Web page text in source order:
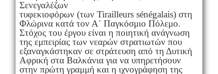
Σενεγαλέζων
τυφεκιοφόρων (των Tirailleurs sénégalais) στη
Φλώρινα κατά τον Α΄ Παγκόσμιο Πόλεμο.
Στόχος του έργου είναι η ποιητική ανάγνωση
της εμπειρίας των νεαρών στρατιωτών που
εξαναγκάστηκαν σε στράτευση από τη Δυτική
Αφρική στα Βαλκάνια για να υπηρετήσουν
στην πρώτη γραμμή και η ιχνογράφηση της